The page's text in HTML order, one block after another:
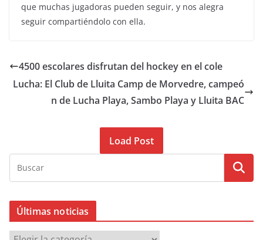
que muchas jugadoras pueden seguir, y nos alegra
seguir compartiéndolo con ella.
4500 escolares disfrutan del hockey en el cole
Lucha: El Club de Lluita Camp de Morvedre, campeó
n de Lucha Playa, Sambo Playa y Lluita BAC
Load Post
Últimas noticias
Ú